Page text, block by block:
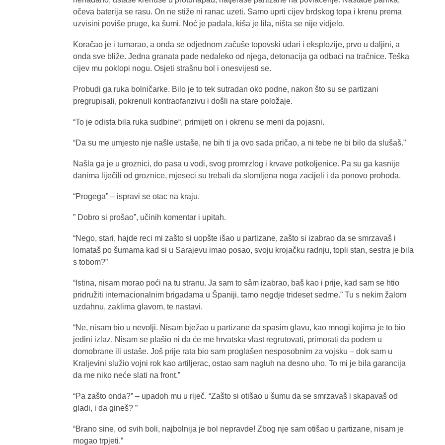
očeva baterija se rasu. On ne stiže ni ranac uzeti. Samo uprti cijev brdskog topa i krenu prema
uzvisini poviše pruge, ka šumi. Noć je padala, kiša je lila, ništa se nije vidjelo.
Koračao je i tumarao, a onda se odjednom začuše topovski udari i eksplozije, prvo u daljini, a
onda sve bliže. Jedna granata pade nedaleko od njega, detonacija ga odbaci na tračnice. Teška
cijev mu poklopi nogu. Osjeti strašnu bol i onesvijesti se.
Probudi ga ruka bolničarke. Bilo je to tek sutradan oko podne, nakon što su se partizani
pregrupisali, pokrenuli kontraofanzivu i došli na stare položaje.
“To je odista bila ruka sudbine“, primijeti on i okrenu se meni da pojasni.
“Da su me umjesto nje našle ustaše, ne bih ti ja ovo sada pričao, a ni tebe ne bi bilo da slušaš.”
Našla ga je u groznici, do pasa u vodi, svog promrzlog i krvave potkoljenice. Pa su ga kasnije
danima liječili od groznice, mjeseci su trebali da slomljena noga zacijeli i da ponovo prohoda.
“Progega” – ispravi se otac na kraju.
” Dobro si prošao”, učinih komentar i upitah.
“Nego, stari, hajde reci mi zašto si uopšte išao u partizane, zašto si izabrao da se smrzavaš i
lomataš po šumama kad si u Sarajevu imao posao, svoju krojačku radnju, topli stan, sestra je bila
s tobom?”
“Istina, nisam morao poći na tu stranu. Ja sam to sâm izabrao, baš kao i prije, kad sam se htio
pridružiti internacionalnim brigadama u Španiji, tamo negdje trideset sedme.” Tu s nekim žalom
uzdahnu, zaklima glavom, te nastavi.
“Ne, nisam bio u nevolji. Nisam bježao u partizane da spasim glavu, kao mnogi kojima je to bio
jedini izlaz. Nisam se plašio ni da će me hrvatska vlast regrutovati, primorati da pođem u
domobrane ili ustaše. Još prije rata bio sam proglašen nesposobnim za vojsku – dok sam u
Kraljevini služio vojni rok kao artiljerac, ostao sam nagluh na desno uho. To mi je bila garancija
da me niko neće slati na front.”
“Pa zašto onda?” – upadoh mu u riječ. “Zašto si otišao u šumu da se smrzavaš i skapavaš od
gladi, i da gineš? ”
“Brano sine, od svih boli, najbolnija je bol nepravde! Zbog nje sam otišao u partizane, nisam je
mogao trpjeti.”